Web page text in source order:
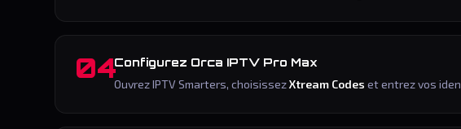
04Configurez Orca IPTV Pro Max
Ouvrez IPTV Smarters, choisissezXtream Codes et entrez vos